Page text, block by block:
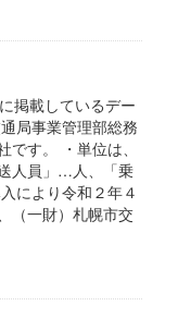
掲載しているデー
局事業管理部総務
す。 ・単位は、
人員」…人、「乗
により令和２年４
（一財）札幌市交